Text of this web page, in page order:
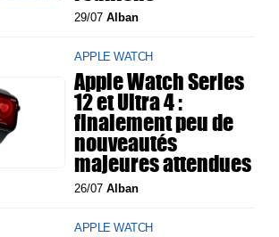
29/07Alban
APPLE WATCH
Apple Watch Series
12 et Ultra 4 :
finalement peu de
nouveautés
majeures attendues
26/07Alban
APPLE WATCH